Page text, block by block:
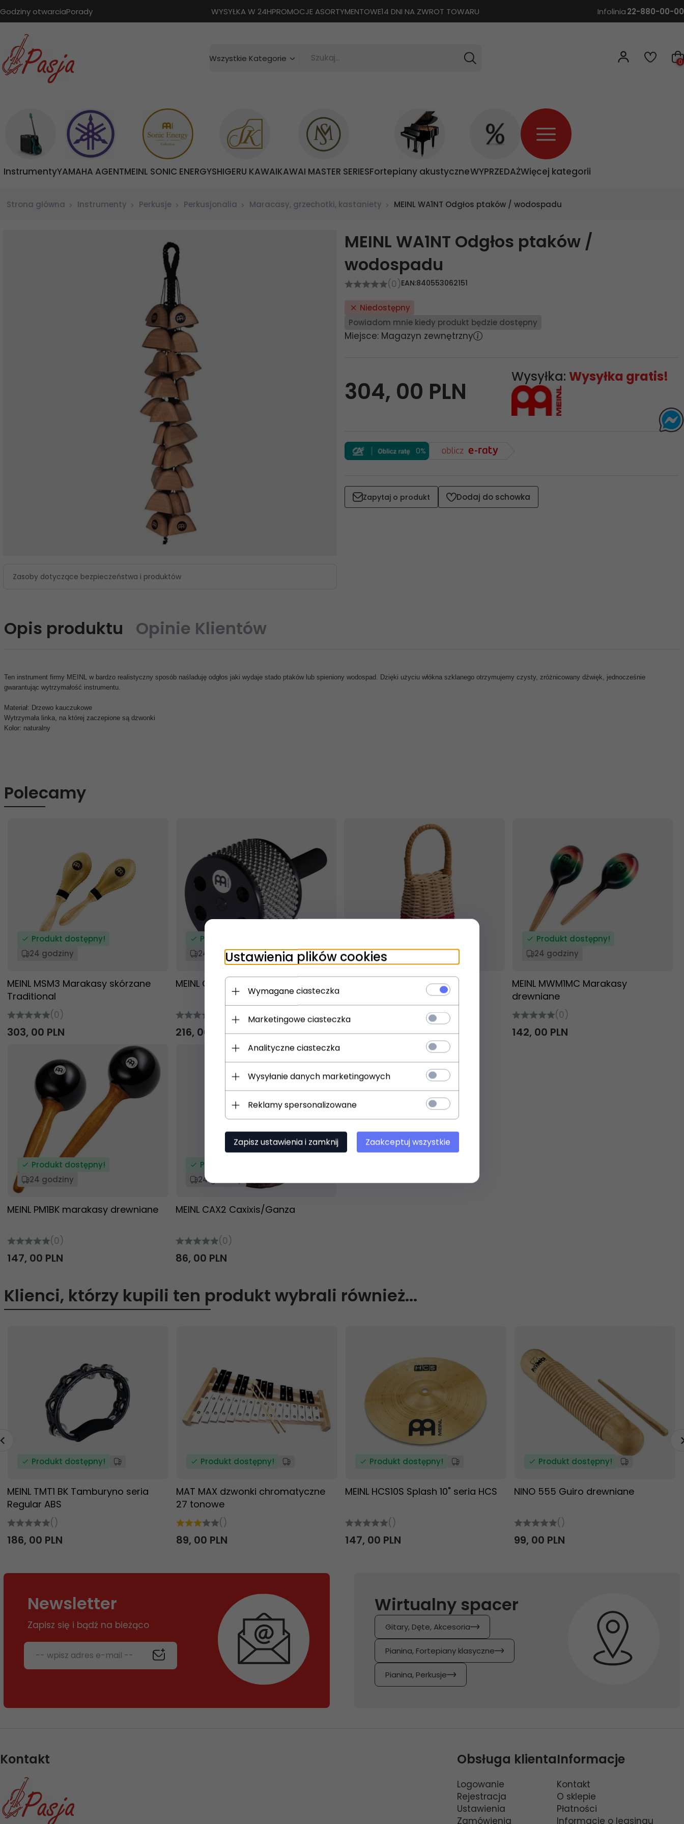
Godziny otwarciaPorady WYSYŁKA W 24HPROMOCJE ASORTYMENTOWE14 DNI NA ZWROT TOWARU Infolinia22-880-00-00
categories_searcher
Wszystkie Kategorie Szukaj... 0
InstrumentyYAMAHA AGENTMEINL SONIC ENERGYSHIGERU KAWAIKAWAI MASTER SERIESFortepiany akustyczneWYPRZEDAŻWięcej kategorii
Strona główna Instrumenty Perkusje Perkusjonalia Maracasy, grzechotki, kastaniety MEINL WA1NT Odgłos ptaków / wodospadu
Zasoby dotyczące bezpieczeństwa i produktów
MEINL WA1NT Odgłos ptaków /
wodospadu
(0)EAN:840553062151
Niedostępny
Powiadom mnie kiedy produkt będzie dostępny
Miejsce: Magazyn zewnętrzny
304, 00 PLN
Wysyłka: Wysyłka gratis!
0%
Zapytaj o produkt Dodaj do schowka
Opis produktu Opinie Klientów
Ten instrument firmy MEINL w bardzo realistyczny sposób naśladuję odgłos jaki wydaje stado ptaków lub spieniony wodospad. Dzięki użyciu włókna szklanego otrzymujemy czysty, zróżnicowany dźwięk, jednocześnie
gwarantując wytrzymałość instrumentu.
Materiał: Drzewo kauczukowe
Wytrzymała linka, na której zaczepione są dzwonki
Kolor: naturalny
Polecamy
Produkt dostępny!
24 godziny
MEINL MSM3 Marakasy skórzane
Traditional
(0)
303, 00 PLN
Produkt dostępny!
24 godziny
MEINL CA5BK-L Turbo Cabasa
216, 00 PLN
24 godziny
MEINL CAX1 Caxixis/Ganza
82,00PLN
Produkt dostępny!
24 godziny
MEINL MWM1MC Marakasy
drewniane
(0)
142, 00 PLN
Produkt dostępny!
24 godziny
MEINL PM1BK marakasy drewniane
(0)
147, 00 PLN
Produkt dostępny!
24 godziny
MEINL CAX2 Caxixis/Ganza
(0)
86, 00 PLN
Klienci, którzy kupili ten produkt wybrali również...
Produkt dostępny!
MEINL TMT1 BK Tamburyno seria
Regular ABS
()
186, 00 PLN
Produkt dostępny!
MAT MAX dzwonki chromatyczne
27 tonowe
()
89, 00 PLN
Produkt dostępny!
MEINL HCS10S Splash 10" seria HCS
()
147, 00 PLN
Produkt dostępny!
NINO 555 Guiro drewniane
()
99, 00 PLN
Newsletter
Zapisz się i bądź na bieżąco
-- wpisz adres e-mail --
Wirtualny spacer
Gitary, Dęte, Akcesoria
Pianina, Fortepiany klasyczne
Pianina, Perkusje
Kontakt Obsługa klienta
Logowanie
Rejestracja
Ustawienia
Zamówienia
Informacje
Kontakt
O sklepie
Płatności
Informacje o leasingu
Ustawienia plików cookies
Wymagane ciasteczka
Marketingowe ciasteczka
Analityczne ciasteczka
Wysyłanie danych marketingowych
Reklamy spersonalizowane
Zapisz ustawienia i zamknij Zaakceptuj wszystkie